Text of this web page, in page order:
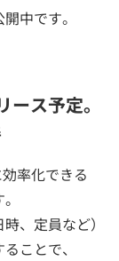
中です。
ス予定。
率化できる
、定員など）
ことで、